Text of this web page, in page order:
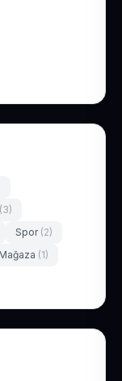
(3)
Spor (2)
Mağaza (1)